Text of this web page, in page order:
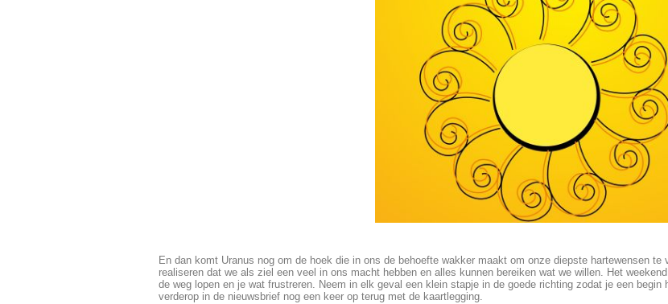
En dan komt Uranus nog om de hoek die in ons de behoefte wakker maakt om onze diepste hartewensen
realiseren dat we als ziel een veel in ons macht hebben en alles kunnen bereiken wat we willen. Het
de weg lopen en je wat frustreren. Neem in elk geval een klein stapje in de goede richting zodat je een
verderop in de nieuwsbrief nog een keer op terug met de kaartlegging.